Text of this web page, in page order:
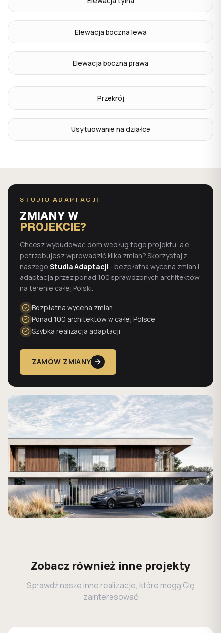
Elewacja boczna lewa
Elewacja boczna prawa
Przekrój
Usytuowanie na działce
STUDIO ADAPTACJI
ZMIANY W
PROJEKCIE?
Chcesz wybudować dom według tego projektu, ale
potrzebujesz wprowadzić kilka zmian? Skorzystaj z
naszego Studia Adaptacji - bezpłatna wycena zmian i
adaptacja przez ponad 100 sprawdzonych architektów
na terenie całej Polski.
Bezpłatna wycena zmian
Ponad 100 architektów w całej Polsce
Szybka realizacja adaptacji
ZAMÓW ZMIANY
Zobacz również inne projekty
Sprawdź nasze inne realizacje, które mogą Cię
zainteresować